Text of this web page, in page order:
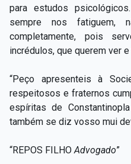
para estudos
sempre nos fatiguem,
completamente, pois
incrédulos, que querem ver e
“Peço apresenteis à
respeitosos e fraternos
espíritas de
também se diz vosso mui
“REPOS FILHO Advogado”